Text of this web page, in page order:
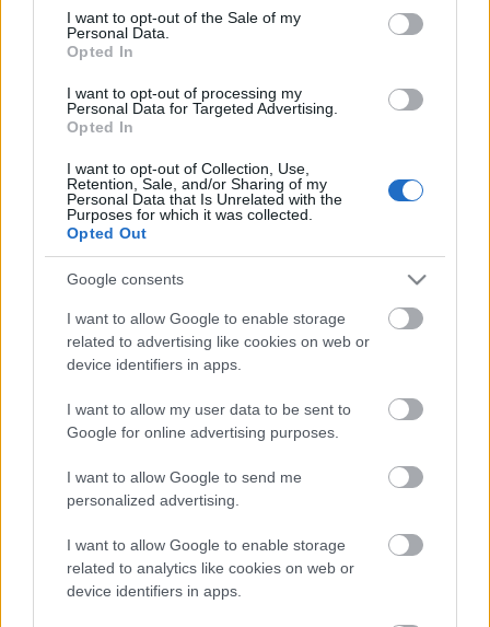
consent section.
I want to opt-out of the Sale of my
Personal Data.
Opted In
I want to opt-out of processing my
Personal Data for Targeted Advertising.
Opted In
I want to opt-out of Collection, Use,
Retention, Sale, and/or Sharing of my
Personal Data that Is Unrelated with the
Purposes for which it was collected.
Opted Out
Google consents
I want to allow Google to enable storage
related to advertising like cookies on web or
device identifiers in apps.
I want to allow my user data to be sent to
Google for online advertising purposes.
I want to allow Google to send me
personalized advertising.
I want to allow Google to enable storage
related to analytics like cookies on web or
device identifiers in apps.
másodfokúra csökken a riasztás
HIRDETÉS
Megérkezett az eső a Duna
Paks II.: Mit jelent az 5. blokk új
mérföldköve a felülvizsgálat
árnyékában?